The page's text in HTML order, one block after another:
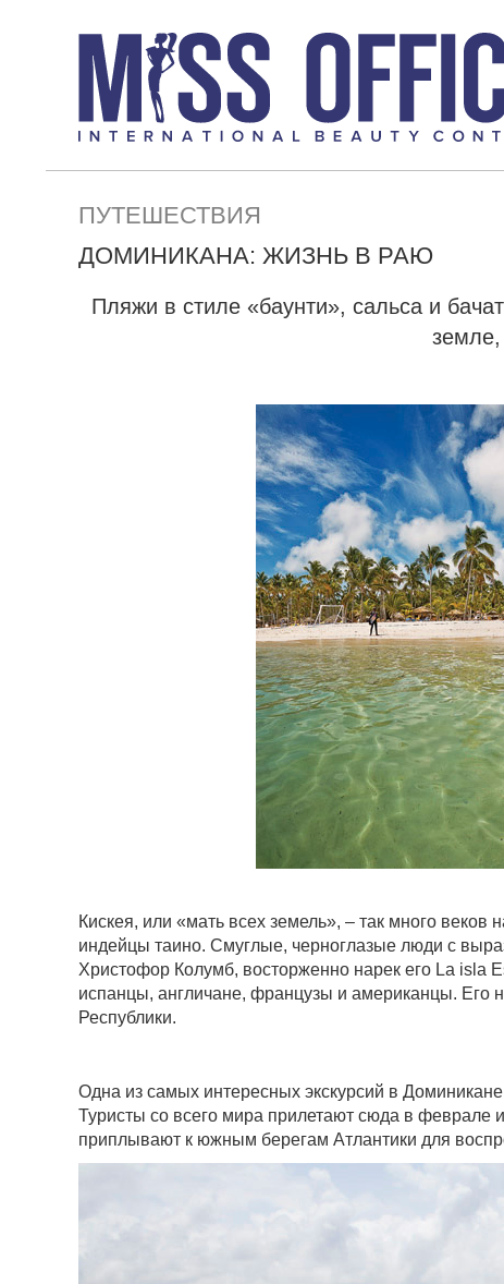
ПУТЕШЕСТВИЯ
ДОМИНИКАНА: ЖИЗНЬ В РАЮ
Пляжи в стиле «баунти», сальса и
земле,
Кискея, или «мать всех земель», – так много
индейцы таино. Смуглые, черноглазые люди с
Христофор Колумб, восторженно нарек его La isla
испанцы, англичане, французы и американцы. Его
Республики.
Одна из самых интересных экскурсий в
Туристы со всего мира прилетают сюда в феврале
приплывают к южным берегам Атлантики для